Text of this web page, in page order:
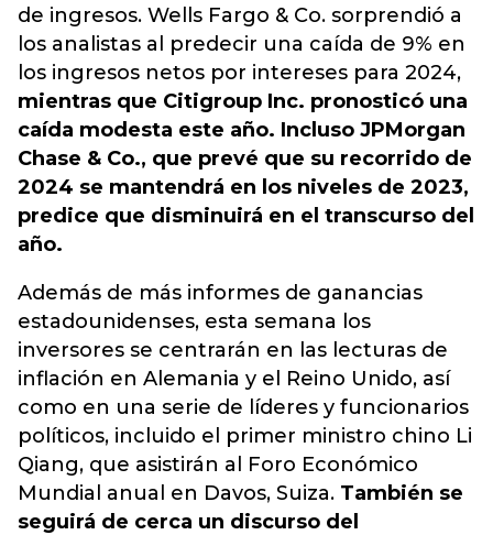
de ingresos. Wells Fargo & Co. sorprendió a
los analistas al predecir una caída de 9% en
los ingresos netos por intereses para 2024,
mientras que Citigroup Inc. pronosticó una
caída modesta este año. Incluso JPMorgan
Chase & Co., que prevé que su recorrido de
2024 se mantendrá en los niveles de 2023,
predice que disminuirá en el transcurso del
año.
Además de más informes de ganancias
estadounidenses, esta semana los
inversores se centrarán en las lecturas de
inflación en Alemania y el Reino Unido, así
como en una serie de líderes y funcionarios
políticos, incluido el primer ministro chino Li
Qiang, que asistirán al Foro Económico
Mundial anual en Davos, Suiza. También se
seguirá de cerca un discurso del